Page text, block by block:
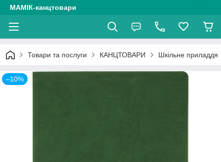
МАМІК-канцтовари
Товари та послуги КАНЦТОВАРИ Шкільне приладдя
–10%